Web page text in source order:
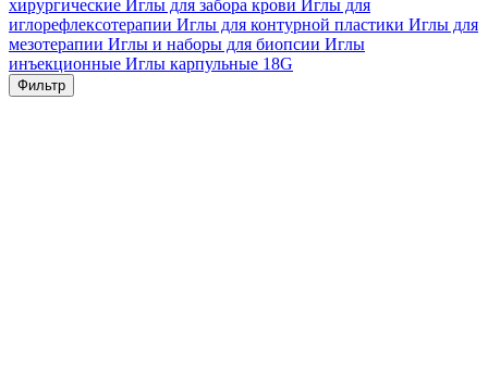
хирургические Иглы для забора крови Иглы для
иглорефлексотерапии Иглы для контурной пластики Иглы для
мезотерапии Иглы и наборы для биопсии Иглы
инъекционные Иглы карпульные 18G
Фильтр